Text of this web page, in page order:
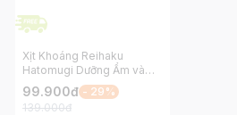
Xịt Khoáng Reihaku
Hatomugi Dưỡng Ẩm và
Làm Sáng Da 250ml
99.900đ - 29%
139.000đ